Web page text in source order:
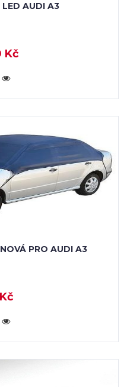
AUDI A3
Kč
PRO AUDI A3